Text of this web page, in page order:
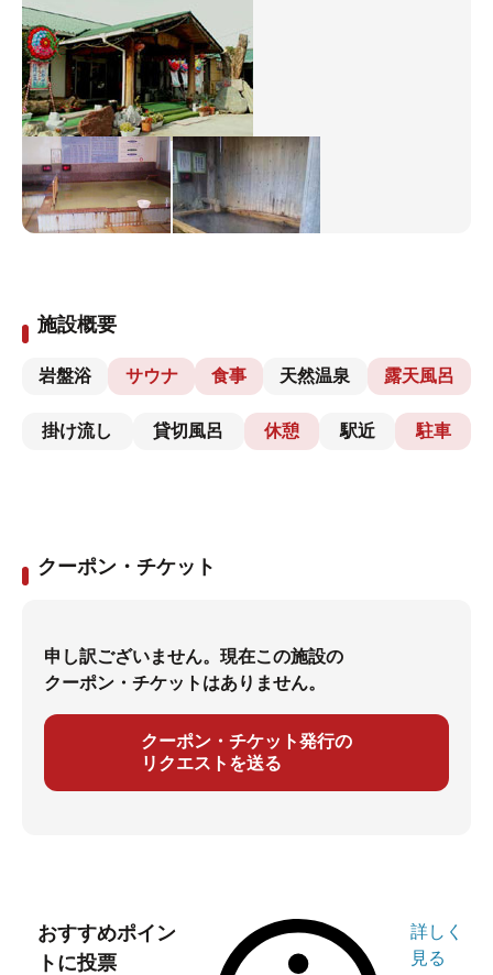
施設概要
岩盤浴 サウナ 食事 天然温泉 露天風呂
掛け流し 貸切風呂 休憩 駅近 駐車
クーポン・チケット
申し訳ございません。現在この施設の
クーポン・チケットはありません。
クーポン・チケット発行の
リクエストを送る
おすすめポイン
トに投票
詳しく
見る